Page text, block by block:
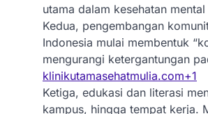
utama dalam kesehatan
Kedua, pengembangan
Indonesia mulai membentuk
mengurangi ketergantungan
klinikutamasehatmulia.com+1
Ketiga, edukasi dan literasi
kampus, hingga tempat kerja.